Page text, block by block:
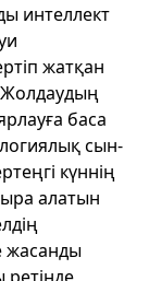
интеллект
жатқан
Жолдаудың
баса
сын-
күннің
алатын
жасанды
ретінде